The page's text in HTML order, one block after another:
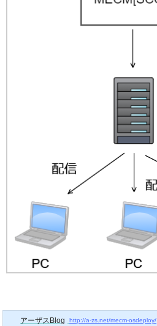
アーザスBlog http://a-zs.net/mecm-osdeploy/